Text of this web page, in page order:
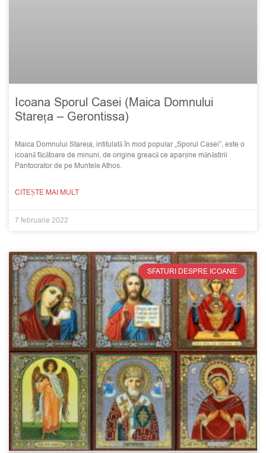
Icoana Sporul Casei (Maica Domnului
Stareța – Gerontissa)
Maica Domnului Stareța, intitulată în mod popular „Sporul Casei”, este o
icoană făcătoare de minuni, de origine greacă ce aparține mănăstirii
Pantocrator de pe Muntele Athos.
CITEȘTE MAI MULT
7 februarie 2022
SFATURI DESPRE ICOANE